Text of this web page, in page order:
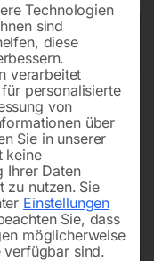
Technologien
sind
diese
verarbeitet
personalisierte
von
über
Sie in unserer
keine
Ihrer Daten
zu nutzen. Sie
Einstellungen
Sie, dass
möglicherweise
verfügbar sind.